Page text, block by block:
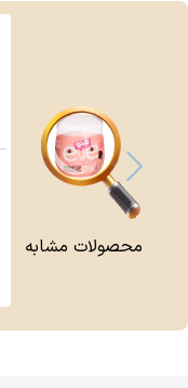
محصولات مشابه